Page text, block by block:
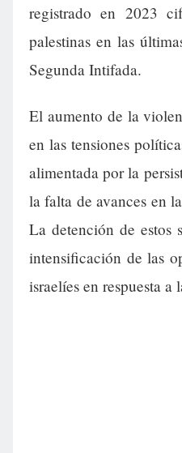
registrado en 2023
palestinas en las
Segunda Intifada.
El aumento de la
en las tensiones
alimentada por la
la falta de avances en
La detención de estos
intensificación de las
israelíes en respuesta a